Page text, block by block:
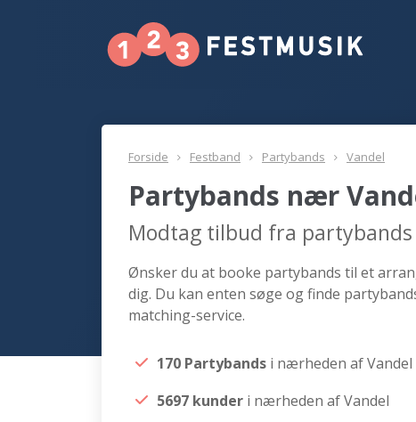
Forside Festband Partybands Vandel
Partybands nær
Modtag tilbud fra
Ønsker du at booke partybands til et
dig. Du kan enten søge og finde
matching-service.
170 Partybands i nærheden af Vandel
5697 kunder i nærheden af Vandel